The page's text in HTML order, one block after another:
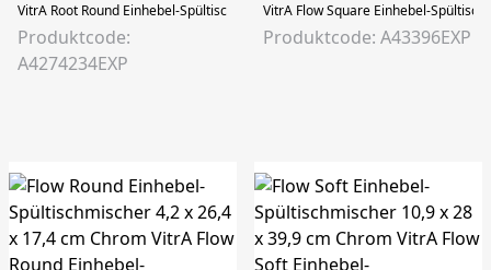
VitrA Root Round Einhebel-Spültischmischer Höhe 39 cm mit
Produktcode:
A4274234EXP
VitrA Flow Square Einhebel-
Produktcode: A43396EXP